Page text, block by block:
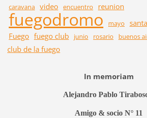
caravana video encuentro reunion
fuegodromo mayo
Fuego fuego club junio rosario buenos
club de la fuego
In memoriam
Alejandro Pablo
Amigo & socio N° 11